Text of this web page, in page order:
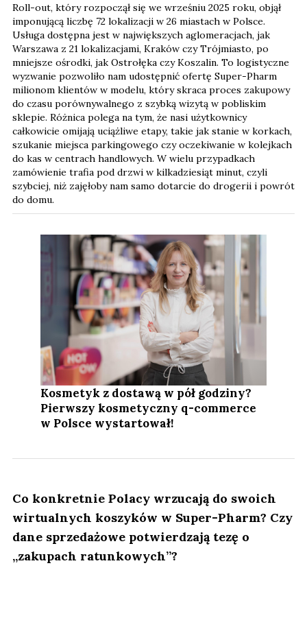
Roll-out, który rozpoczął się we wrześniu 2025 roku, objął
imponującą liczbę 72 lokalizacji w 26 miastach w Polsce.
Usługa dostępna jest w największych aglomeracjach, jak
Warszawa z 21 lokalizacjami, Kraków czy Trójmiasto, po
mniejsze ośrodki, jak Ostrołęka czy Koszalin. To logistyczne
wyzwanie pozwoliło nam udostępnić ofertę Super-Pharm
milionom klientów w modelu, który skraca proces zakupowy
do czasu porównywalnego z szybką wizytą w pobliskim
sklepie. Różnica polega na tym, że nasi użytkownicy
całkowicie omijają uciążliwe etapy, takie jak stanie w korkach,
szukanie miejsca parkingowego czy oczekiwanie w kolejkach
do kas w centrach handlowych. W wielu przypadkach
zamówienie trafia pod drzwi w kilkadziesiąt minut, czyli
szybciej, niż zajęłoby nam samo dotarcie do drogerii i powrót
do domu.
Kosmetyk z dostawą w pół godziny?
Pierwszy kosmetyczny q-commerce
w Polsce wystartował!
Co konkretnie Polacy wrzucają do swoich
wirtualnych koszyków w Super-Pharm? Czy
dane sprzedażowe potwierdzają tezę o
„zakupach ratunkowych”?